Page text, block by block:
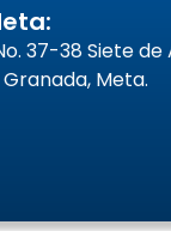
37-38 Siete de
Meta.